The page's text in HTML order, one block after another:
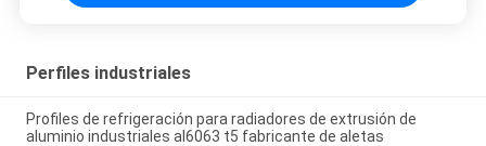
Perfiles industriales
Profiles de refrigeración para radiadores de extrusión de
aluminio industriales al6063 t5 fabricante de aletas